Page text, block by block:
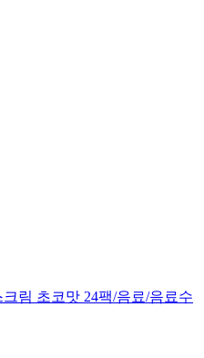
림 초코맛 24팩/음료/음료수